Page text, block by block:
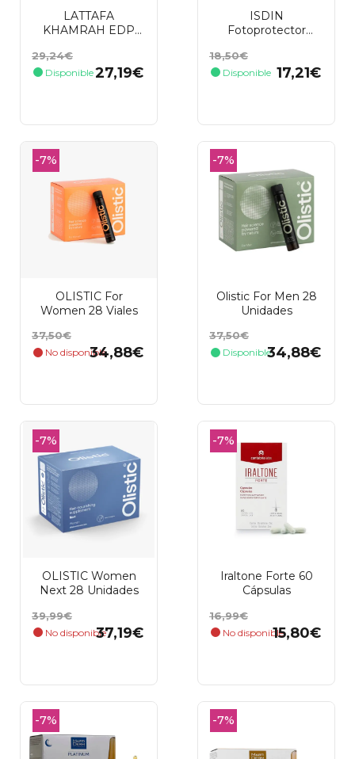
LATTAFA
KHAMRAH EDP
Precio
base
29,24€
Disponible
Precio
27,19€
Añadir al carrito
ISDIN
Fotoprotector
50 (50ml)
Precio
base
18,50€
Disponible
Precio
17,21€
Añadir al carrito
-7%
OLISTIC For
Women 28 Viales
Precio
base
37,50€
No disponible
Precio
34,88€
Añadir al carrito
-7%
Olistic For Men 28
Unidades
Precio
base
37,50€
Disponible
Precio
34,88€
Añadir al carrito
-7%
OLISTIC Women
Next 28 Unidades
Precio
base
39,99€
No disponible
Precio
37,19€
Añadir al carrito
-7%
Iraltone Forte 60
Cápsulas
Precio
base
16,99€
No disponible
Precio
15,80€
Añadir al carrito
-7% -7%